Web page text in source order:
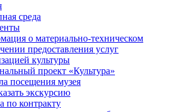
среда
о материально-техническом
предоставления услуг
культуры
проект «Культура»
посещения музея
экскурсию
по контракту